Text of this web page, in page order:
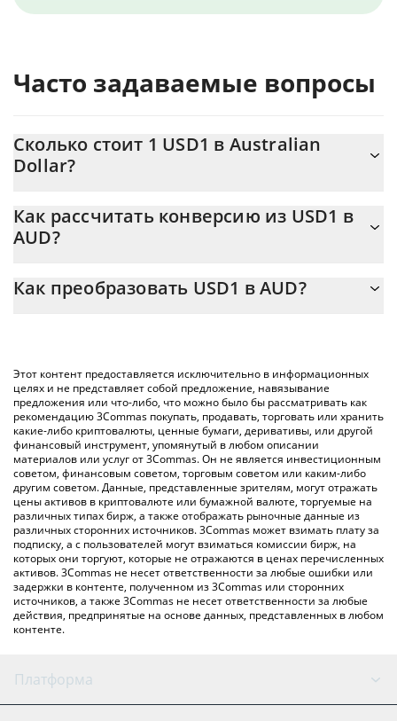
Часто задаваемые вопросы
Сколько стоит 1 USD1 в Australian
Dollar?
На данный момент 1 USD1 равно 1.41 {toSymbol
Как рассчитать конверсию из USD1 в
AUD?
цену конвертации USD1 в AUD, просто введя сумму USD1 в
Вы также можете использовать приведенную выше таблицу
цен USD1, чтобы проверить последние цены на USD1 в
основных фиатных и криптовалютах.
Как преобразовать USD1 в AUD?
Этот контент предоставляется исключительно в информационных
целях и не представляет собой предложение, навязывание
предложения или что-либо, что можно было бы рассматривать как
рекомендацию 3Commas покупать, продавать, торговать или хранить
какие-либо криптовалюты, ценные бумаги, деривативы, или другой
финансовый инструмент, упомянутый в любом описании
материалов или услуг от 3Commas. Он не является инвестиционным
советом, финансовым советом, торговым советом или каким-либо
другим советом. Данные, представленные зрителям, могут отражать
цены активов в криптовалюте или бумажной валюте, торгуемые на
различных типах бирж, а также отображать рыночные данные из
различных сторонних источников. 3Commas может взимать плату за
подписку, а с пользователей могут взиматься комиссии бирж, на
которых они торгуют, которые не отражаются в ценах перечисленных
активов. 3Commas не несет ответственности за любые ошибки или
задержки в контенте, полученном из 3Commas или сторонних
источников, а также 3Commas не несет ответственности за любые
действия, предпринятые на основе данных, представленных в любом
контенте.
Платформа